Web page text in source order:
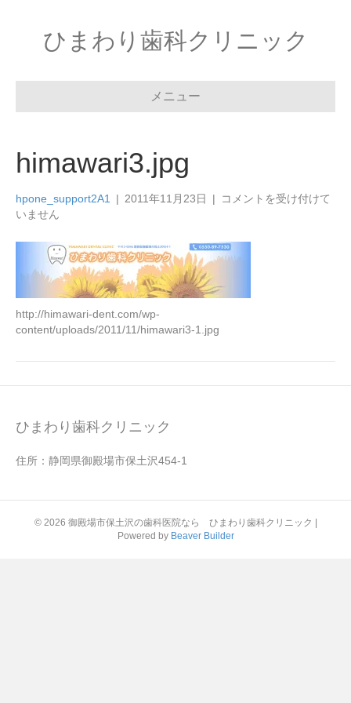
ひまわり歯科クリニック
メニュー
himawari3.jpg
hpone_support2A1 | 2011年11月23日 |
himawari3.jpg
コメントを受け付けて
いません
http://himawari-dent.com/wp-
content/uploads/2011/11/himawari3-1.jpg
ひまわり歯科クリニック
住所：静岡県御殿場市保土沢454-1
© 2026 御殿場市保土沢の歯科医院なら ひまわり歯科クリニック
Powered by Beaver Builder